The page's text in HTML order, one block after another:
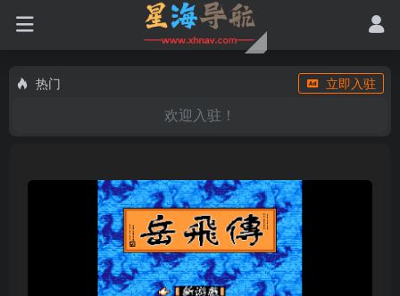
热门 立即入驻
欢迎入驻！